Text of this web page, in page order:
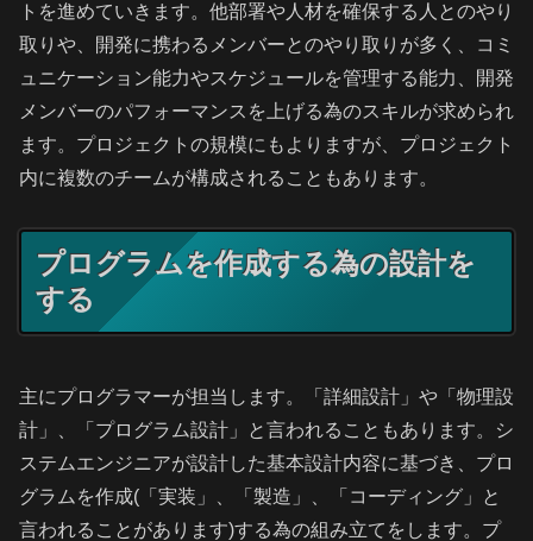
トを進めていきます。他部署や人材を確保する人とのやり
取りや、開発に携わるメンバーとのやり取りが多く、コミ
ュニケーション能力やスケジュールを管理する能力、開発
メンバーのパフォーマンスを上げる為のスキルが求められ
ます。プロジェクトの規模にもよりますが、プロジェクト
内に複数のチームが構成されることもあります。
プログラムを作成する為の設計を
する
主にプログラマーが担当します。「詳細設計」や「物理設
計」、「プログラム設計」と言われることもあります。シ
ステムエンジニアが設計した基本設計内容に基づき、プロ
グラムを作成(「実装」、「製造」、「コーディング」と
言われることがあります)する為の組み立てをします。プ